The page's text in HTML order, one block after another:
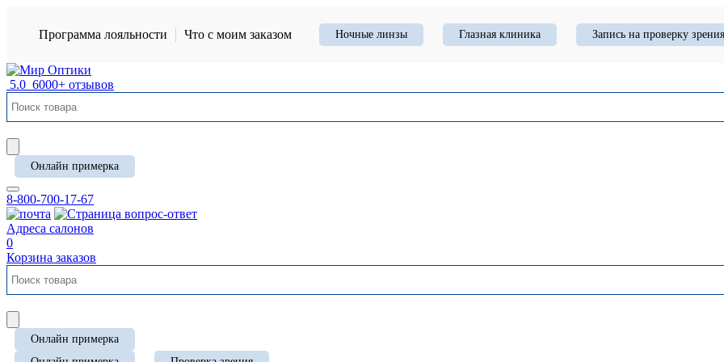
Программа лояльности Что с моим заказом Ночные линзы Глазная клиника Запись на проверку зрения
5.0 6000+ отзывов
Онлайн примерка
8-800-700-17-67
Адреса салонов
0
Корзина заказов
Онлайн примерка